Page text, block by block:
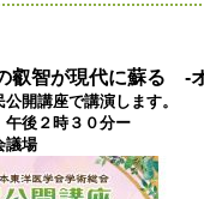
叡智が現代に蘇る -
開講座で講演します。
午後２時３０分ー
議場